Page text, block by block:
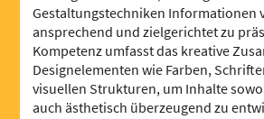
Gestaltungstechniken Informationen
ansprechend und zielgerichtet zu
Kompetenz umfasst das kreative
Designelementen wie Farben,
visuellen Strukturen, um Inhalte
auch ästhetisch überzeugend zu